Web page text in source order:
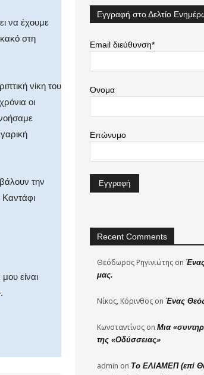
να έχουμε
στη
νίκη του
οι
την
είναι
Εγγραφή στο Δελτίο
Email διεύθυνση*
Όνομα
Επώνυμο
Recent Comments
Θεόδωρος Ρηγινιώτης on
μας.
Νίκος, Κόρινθος on Ένας
Κωνσταντίνος on Μια
της «Οδύσσειας»
admin on Το ΕΛΙΑΜΕΠ (επί